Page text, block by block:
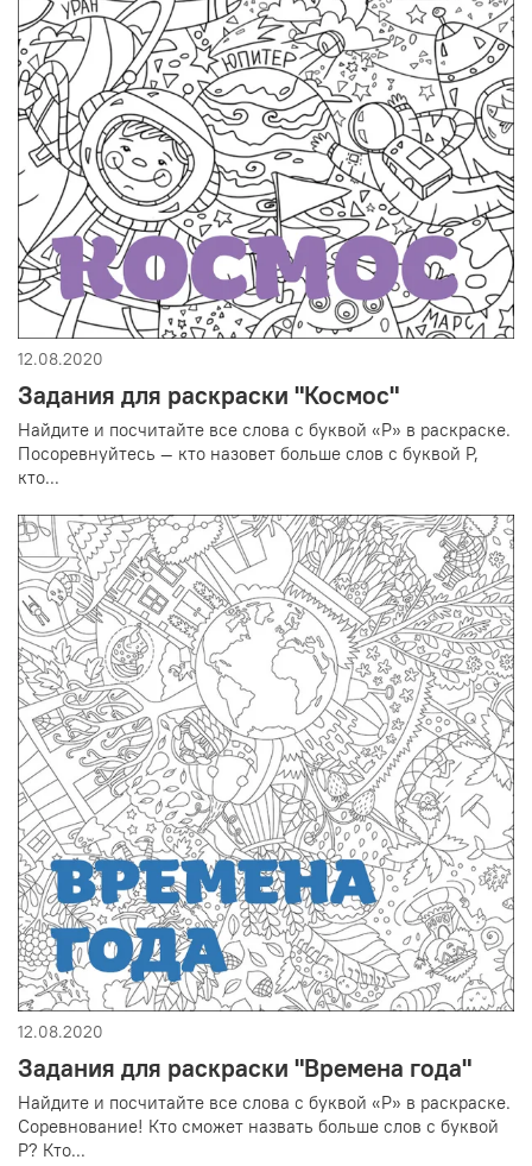
12.08.2020
Задания для раскраски "Космос"
Найдите и посчитайте все слова с буквой «Р» в раскраске.
Посоревнуйтесь — кто назовет больше слов с буквой Р,
кто...
12.08.2020
Задания для раскраски "Времена года"
Найдите и посчитайте все слова с буквой «Р» в раскраске.
Соревнование! Кто сможет назвать больше слов с буквой
Р? Кто...